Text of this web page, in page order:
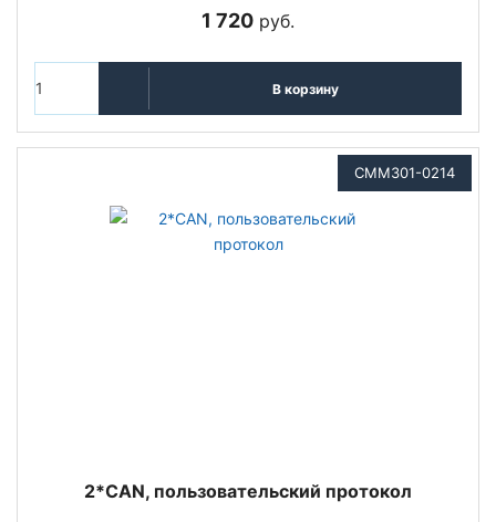
1 720 руб.
В корзину
CMM301-0214
2*CAN, пользовательский протокол